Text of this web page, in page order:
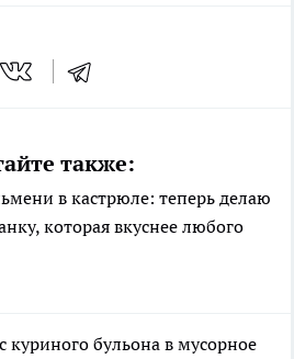
также:
в кастрюле: теперь делаю
которая вкуснее любого
куриного бульона в мусорное